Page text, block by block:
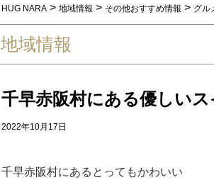
HUG NARA > 地域情報 > その他おすすめ情報 > グル
地域情報
千早赤阪村にある優しい
2022年10月17日
千早赤阪村にあるとってもかわいい